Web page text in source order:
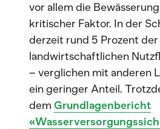
vor allem die
kritischer Faktor. In der
derzeit rund 5 Prozent der
landwirtschaftlichen
– verglichen mit anderen
ein geringer Anteil.
dem Grundlagenbericht